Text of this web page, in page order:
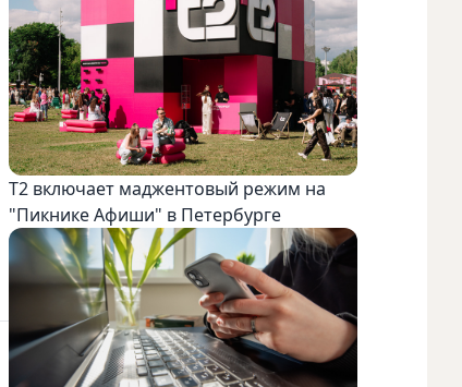
Т2 включает маджентовый режим на
"Пикнике Афиши" в Петербурге